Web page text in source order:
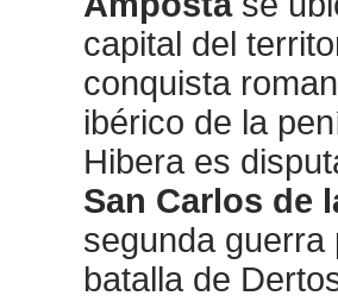
capital del
conquista
ibérico de la
Hibera es
San Carlos de
segunda guerra
batalla de